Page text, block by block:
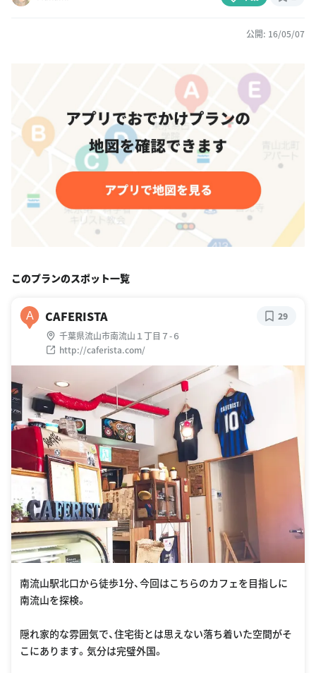
公開: 16/05/07
このプランのスポット一覧
A CAFERISTA
千葉県流山市南流山１丁目７-６
http://caferista.com/
29
南流山駅北口から徒歩1分、今回はこちらのカフェを目指しに
南流山を探検。
隠れ家的な雰囲気で、住宅街とは思えない落ち着いた空間がそ
こにあります。気分は完璧外国。